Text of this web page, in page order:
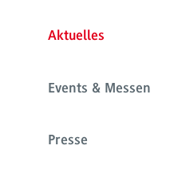
Aktuelles
Events & Messen
Presse